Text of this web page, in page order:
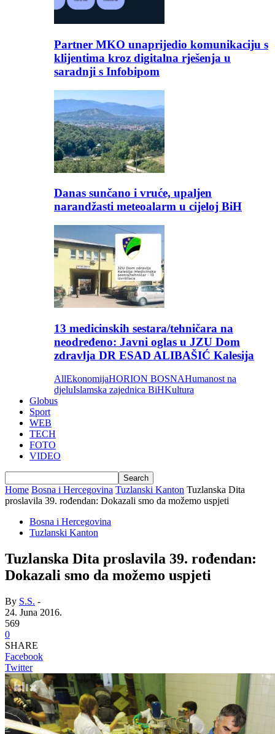
Partner MKO unaprijedio komunikaciju s
klijentima kroz digitalna rješenja u
saradnji s Infobipom
Danas sunčano i vruće, upaljen
narandžasti meteoalarm u cijeloj BiH
13 medicinskih sestara/tehničara na
neodređeno: Javni oglas u JZU Dom
zdravlja DR ESAD ALIBAŠIĆ Kalesija
AllEkonomijaHORION BOSNAHumanost na
djeluIslamska zajednica BiHKultura
Globus
Sport
WEB
TECH
FOTO
VIDEO
Home Bosna i Hercegovina Tuzlanski Kanton Tuzlanska Dita
proslavila 39. rođendan: Dokazali smo da možemo uspjeti
Bosna i Hercegovina
Tuzlanski Kanton
Tuzlanska Dita proslavila 39. rođendan:
Dokazali smo da možemo uspjeti
By S.S. -
24. Juna 2016.
569
0
SHARE
Facebook
Twitter